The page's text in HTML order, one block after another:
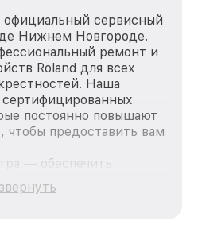
официальный сервисный
Нижнем Новгороде.
ремонт и
Roland для всех
Наша
постоянно повышают
предоставить вам
— обеспечить
ремонт для
продукции Roland, вне